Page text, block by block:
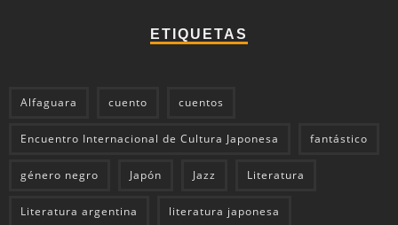
ETIQUETAS
Alfaguara cuento cuentos
Encuentro Internacional de Cultura Japonesa fantástico
género negro Japón Jazz Literatura
Literatura argentina literatura japonesa